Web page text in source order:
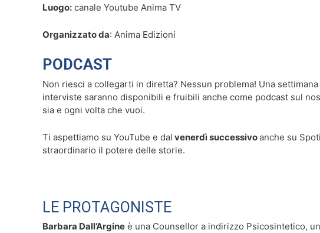
Luogo: canale Youtube Anima TV
Organizzato da: Anima Edizioni
PODCAST
Non riesci a collegarti in diretta? Nessun problema! Una
interviste saranno disponibili e fruibili anche come podcast sul
sia e ogni volta che vuoi.
Ti aspettiamo su YouTube e dal venerdì successivoanche su
straordinario il potere delle storie.
LE PROTAGONISTE
Barbara Dall’Argine è una Counsellor a indirizzo Psicosintetico,